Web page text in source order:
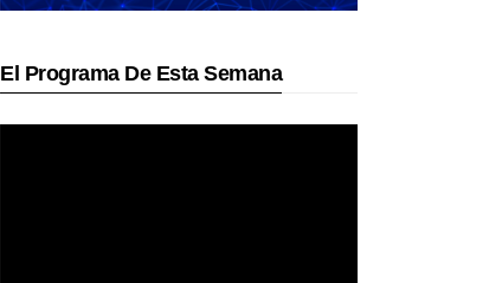
El Programa De Esta Semana